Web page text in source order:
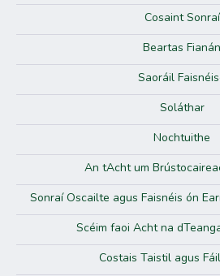
Cosaint Sonraí
Beartas Fianán
Saoráil
Soláthar
Nochtuithe
An tAcht um
Sonraí Oscailte agus Faisnéis ón
Scéim faoi Acht na
Costais Taistil agus